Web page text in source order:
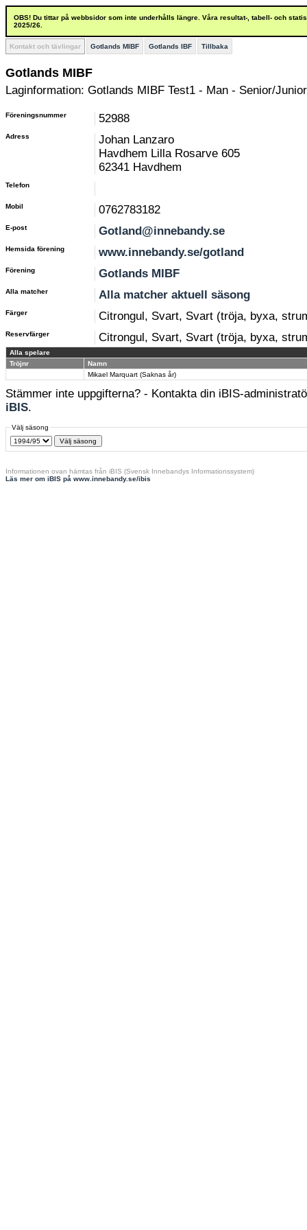
OBS! Du tittar på webbsidor som inte underhålls längre. Våra resultat-, tabell- och
2025/26.
Kontakt och tävlingar Gotlands MIBF Gotlands IBF Tillbaka
Gotlands MIBF
Laginformation: Gotlands MIBF Test1 - Man - Senior/
Föreningsnummer 52988
Adress
Johan Lanzaro
Havdhem Lilla Rosarve 605
62341 Havdhem
Telefon
Mobil 0762783182
E-post Gotland@innebandy.se
Hemsida förening www.innebandy.se/gotland
Förening Gotlands MIBF
Alla matcher Alla matcher aktuell säsong
Färger Citrongul, Svart, Svart (tröja, byxa,
Reservfärger Citrongul, Svart, Svart (tröja, byxa,
Alla spelare
Tröjnr
Namn
Mikael Marquart (Saknas år)
Stämmer inte uppgifterna? - Kontakta din iBIS-
iBIS.
Välj säsong
Informationen ovan hämtas från iBIS (Svensk Innebandys Informationssystem)
Läs mer om iBIS på www.innebandy.se/ibis